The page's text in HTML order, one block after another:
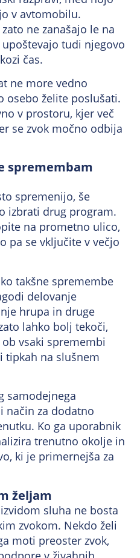
v avtomobilu.
ne zanašajo le na
tudi njegovo
čas.
ne more vedno
osebo želite poslušati.
v prostoru, kjer več
se zvok močno odbija
spremembam
spremenijo, še
izbrati drug program.
na prometno ulico,
pa se vključite v večjo
takšne spremembe
delovanje
hrupa in druge
lahko bolj tekoči,
vsaki spremembi
tipkah na slušnem
samodejnega
način za dodatno
Ko ga uporabnik
trenutno okolje in
ki je primernejša za
željam
sluha ne bosta
zvokom. Nekdo želi
moti preoster zvok,